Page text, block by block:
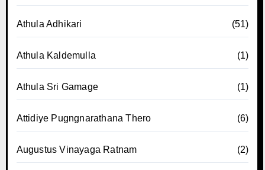
Athula Adhikari (51)
Athula Kaldemulla (1)
Athula Sri Gamage (1)
Attidiye Pugngnarathana Thero (6)
Augustus Vinayaga Ratnam (2)